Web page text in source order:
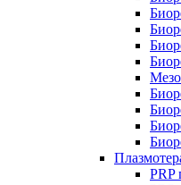
PRP